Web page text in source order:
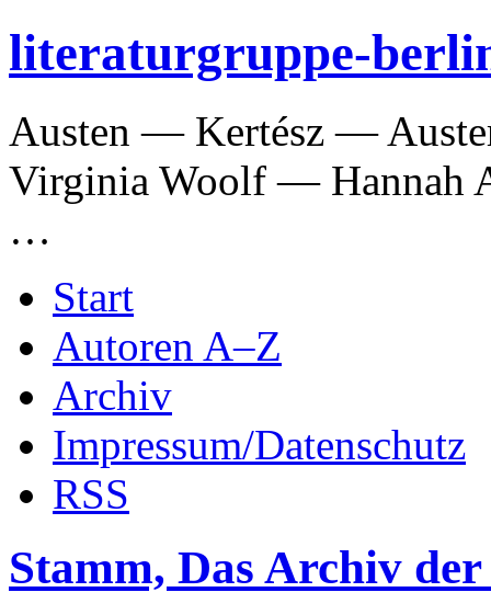
literaturgruppe-
Austen — Kertész —
Virginia Woolf — Hannah
…
Start
Autoren A–Z
Archiv
Impressum/Datenschutz
RSS
Stamm, Das Archiv